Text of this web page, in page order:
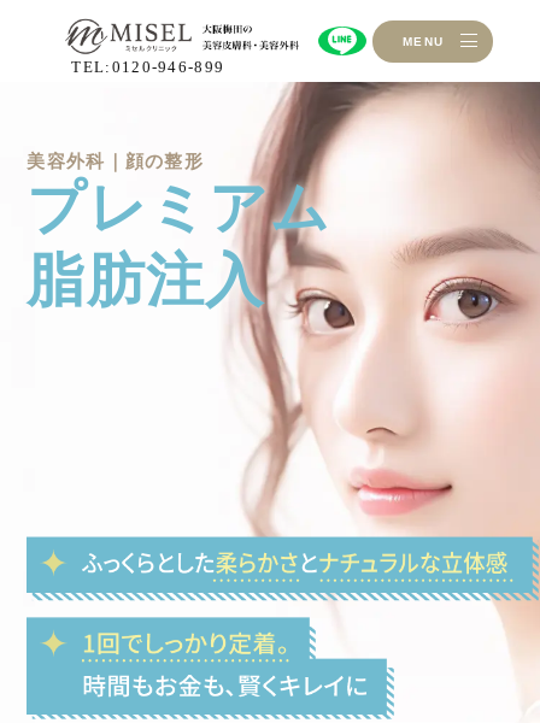
TEL:0120-946-899
MENU
美容外科｜顔の整形
プレミアム
脂肪注入